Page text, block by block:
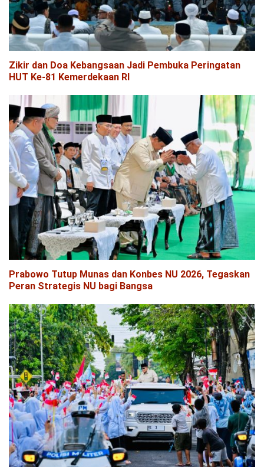
Zikir dan Doa Kebangsaan Jadi Pembuka Peringatan
HUT Ke-81 Kemerdekaan RI
Prabowo Tutup Munas dan Konbes NU 2026, Tegaskan
Peran Strategis NU bagi Bangsa